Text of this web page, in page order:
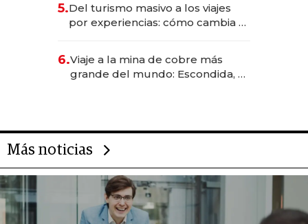
transformadoras
5.Del turismo masivo a los viajes
por experiencias: cómo cambia el
6.Viaje a la mina de cobre más
grande del mundo: Escondida, el
Más noticias